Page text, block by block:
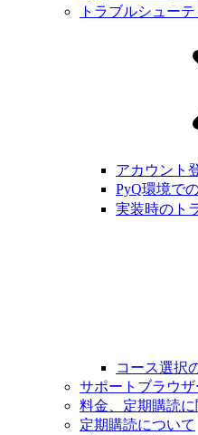
トラブルシュー
アカウント
PyQ環境で
実装時のト
コース選択
サポートブラウ
料金、定期購読
定期購読について